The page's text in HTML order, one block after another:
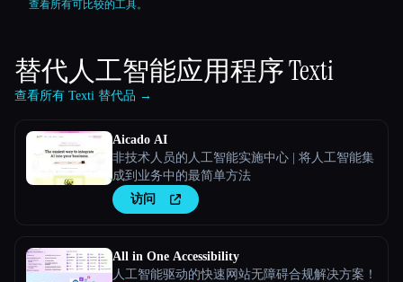
查看所有可比较的工具。
替代人工智能应用程序Texti
查看所有 Texti 替代品 →
Aicado AI
非技术人员的人工智能实施中心 | 将人工智能集
成到业务中的最简单方法
访问
All in One Accessibility
人工智能驱动的快速网站无障碍合规解决方案！